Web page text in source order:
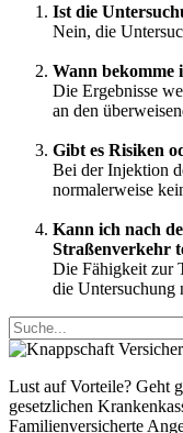
Ist die
Nein, die
Wann bekomme
Die Ergebnisse
an den
Gibt es Risiken
Bei der Injektion
normalerweise
Kann ich nach
Straßenverkehr
Die Fähigkeit zur
die Untersuchung
Lust auf Vorteile? Geht
gesetzlichen
Familienversicherte